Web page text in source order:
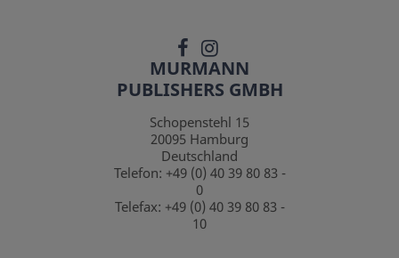
MURMANN
PUBLISHERS GMBH
Schopenstehl 15
20095 Hamburg
Deutschland
Telefon: +49 (0) 40 39 80 83 -
0
Telefax: +49 (0) 40 39 80 83 -
10